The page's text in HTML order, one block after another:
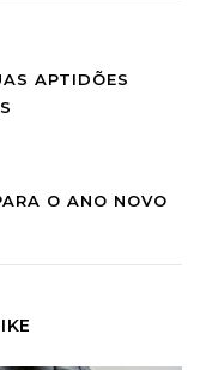
APTIDÕES
O ANO NOVO